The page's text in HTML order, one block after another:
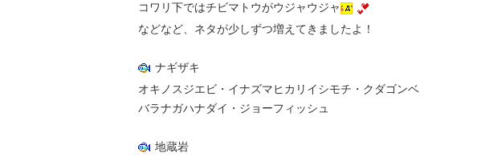
コワリ下ではチビマトウがウジャウジャ
などなど、ネタが少しずつ増えてきましたよ！
ナギザキ
オキノスジエビ・イナズマヒカリイシモチ・クダゴンベ
バラナガハナダイ・ジョーフィッシュ
地蔵岩